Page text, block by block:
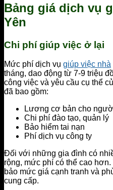
Bảng giá dịch vụ
Yên
Chi phí giúp việc ở lại
Mức phí dịch vụ giúp việc nhà
tháng, dao động từ 7-9 triệu
công việc và yêu cầu cụ thể
đã bao gồm:
Lương cơ bản cho
Chi phí đào tạo, quản lý
Bảo hiểm tai nạn
Phí dịch vụ công ty
Đối với những gia đình có
rộng, mức phí có thể cao
bảo mức giá cạnh tranh và
cung cấp.